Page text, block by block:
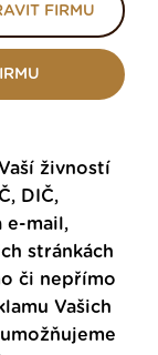
FIRMU
živností
DIČ,
e-mail,
stránkách
či nepřímo
Vašich